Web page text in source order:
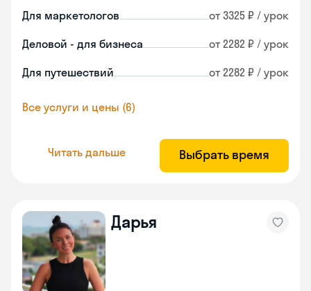
Для маркетологов от 3325 ₽ / урок
Деловой - для бизнеса от 2282 ₽ / урок
Для путешествий от 2282 ₽ / урок
Все услуги и цены (6)
Читать дальше Выбрать время
Дарья